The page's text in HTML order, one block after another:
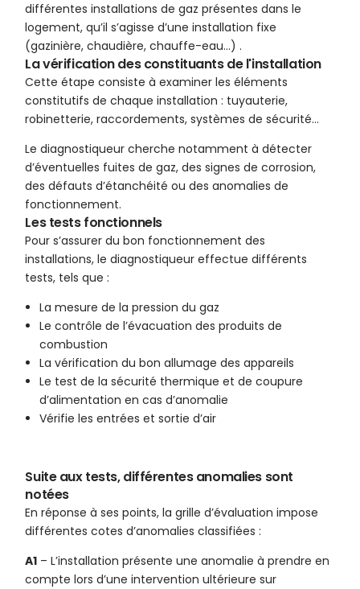
différentes installations de gaz présentes dans le
logement, qu’il s’agisse d’une installation fixe
(gazinière, chaudière, chauffe-eau…) .
La vérification des constituants de l'installation
Cette étape consiste à examiner les éléments
constitutifs de chaque installation : tuyauterie,
robinetterie, raccordements, systèmes de sécurité…
Le diagnostiqueur cherche notamment à détecter
d’éventuelles fuites de gaz, des signes de corrosion,
des défauts d’étanchéité ou des anomalies de
fonctionnement.
Les tests fonctionnels
Pour s’assurer du bon fonctionnement des
installations, le diagnostiqueur effectue différents
tests, tels que :
La mesure de la pression du gaz
Le contrôle de l’évacuation des produits de
combustion
La vérification du bon allumage des appareils
Le test de la sécurité thermique et de coupure
d’alimentation en cas d’anomalie
Vérifie les entrées et sortie d’air
Suite aux tests, différentes anomalies sont
notées
En réponse à ses points, la grille d’évaluation impose
différentes cotes d’anomalies classifiées :
A1 – L’installation présente une anomalie à prendre en
compte lors d’une intervention ultérieure sur